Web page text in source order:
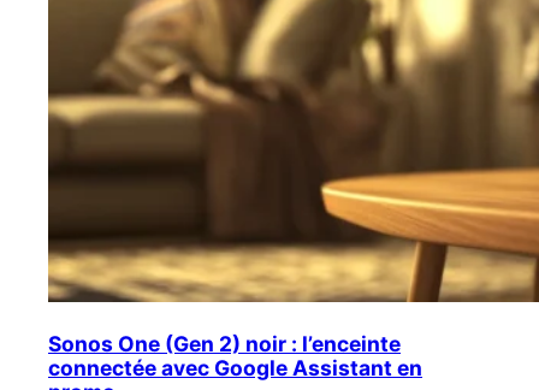
Sonos One (Gen 2) noir : l’enceinte
connectée avec Google Assistant en